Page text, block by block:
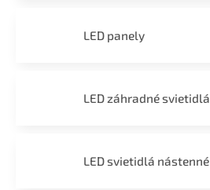
LED panely
LED záhradné svietidlá
LED svietidlá nástenné